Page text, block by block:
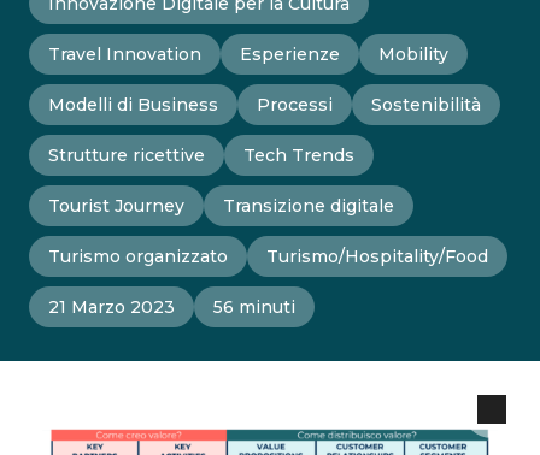
Travel Innovation Esperienze Mobility
Modelli di Business Processi Sostenibilità
Strutture ricettive Tech Trends
Tourist Journey Transizione digitale
Turismo organizzato Turismo/Hospitality/Food
21 Marzo 2023 56 minuti